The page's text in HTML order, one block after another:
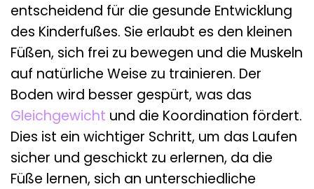
entscheidend für die gesunde Entwicklung
des Kinderfußes. Sie erlaubt es den kleinen
Füßen, sich frei zu bewegen und die Muskeln
auf natürliche Weise zu trainieren. Der
Boden wird besser gespürt, was das
Gleichgewicht und die Koordination fördert.
Dies ist ein wichtiger Schritt, um das Laufen
sicher und geschickt zu erlernen, da die
Füße lernen, sich an unterschiedliche